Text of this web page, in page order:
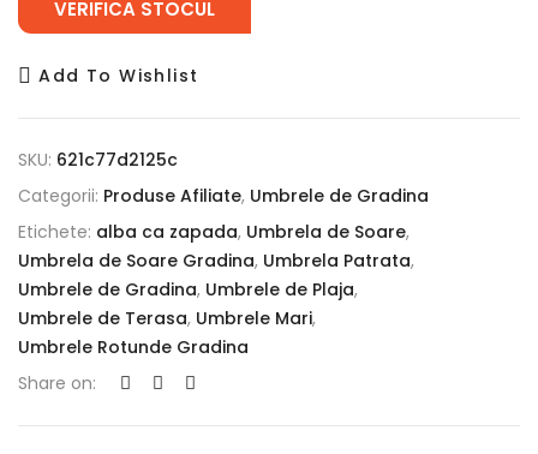
VERIFICA STOCUL
Add To Wishlist
SKU: 621c77d2125c
Categorii: Produse Afiliate, Umbrele de Gradina
Etichete: alba ca zapada, Umbrela de Soare,
Umbrela de Soare Gradina, Umbrela Patrata,
Umbrele de Gradina, Umbrele de Plaja,
Umbrele de Terasa, Umbrele Mari,
Umbrele Rotunde Gradina
Share on: